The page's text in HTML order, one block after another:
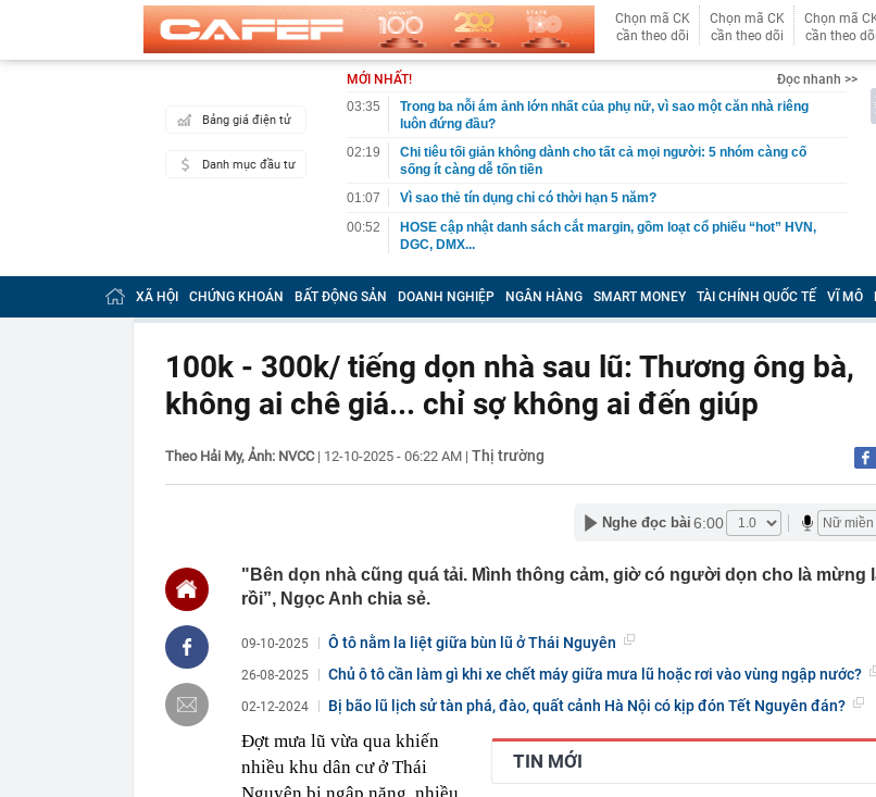
Chọn mã CK
cần theo dõi
Chọn mã CK
cần theo dõi
Chọn mã
cần theo dõi
Bảng giá điện tử
Danh mục đầu tư
MỚI NHẤT!
Đọc nhanh >>
03:35
Trong ba nỗi ám ảnh lớn nhất của phụ nữ, vì sao một căn nhà riêng
luôn đứng đầu?
02:19
Chi tiêu tối giản không dành cho tất cả mọi người: 5 nhóm càng cố
sống ít càng dễ tốn tiền
01:07
Vì sao thẻ tín dụng chỉ có thời hạn 5 năm?
00:52
HOSE cập nhật danh sách cắt margin, gồm loạt cổ phiếu “hot” HVN,
DGC, DMX...
00:12
Tiền lớn bất ngờ trở lại, khối ngoại tung 2.200 tỷ đồng mua ròng cổ
phiếu Việt Nam chỉ trong 5 phiên
00:05
Một doanh nghiệp thép với 2.700 lao động đang nợ Trung Quốc gần 1,3
00:04
Một yếu tố quan trọng đang trở lại trên thị trường chứng khoán
23:40
Người đàn ông 50 tuổi ăn cà tím mỗi ngày để chữa tiểu đường, 3 tháng
sau bác sĩ hỏi: "Ông ăn gì thế?"
còn 400 tỷ
23:28
Trấn Thành công bố phim Tết 2027, nghe tên ai cũng quả quyết “chắc
Bí mật được Apple giấu kín suốt 15 năm trên iPhone
Vài mét vuông ngoài trời đang được dùng theo 1 cách rất khác
22:48
5 LOẠI rau quen thuộc có khả năng tích tụ kim loại nặng, người Việt
22:28
CHÍNH THỨC: Lịch đi học trở lại của học sinh 34 tỉnh, thành phố sau kỳ
nghỉ hè
22:25
Vì sao đồ ăn Việt hầu như món nào cũng có hành lá?
huynh - giáo viên gắn bó khăng khít, con trẻ được hưởng lợi!
22:03
Ukraine tập kích Crimea, phá hủy hệ thống phòng không 15 triệu USD
của Nga
XÃ HỘI CHỨNG KHOÁN BẤT ĐỘNG SẢN DOANH NGHIỆP NGÂN HÀNG SMART MONEY TÀI CHÍNH QUỐC TẾ VĨ MÔ
100k - 300k/ tiếng dọn nhà sau lũ: Thương ông bà,
không ai chê giá... chỉ sợ không ai đến giúp
Theo Hải My, Ảnh: NVCC| 12-10-2025 - 06:22 AM | Thị trường
Nghe đọc bài 6:00
"Bên dọn nhà cũng quá tải. Mình thông cảm, giờ có người dọn cho là mừng
rồi”, Ngọc Anh chia sẻ.
09-10-2025 Ô tô nằm la liệt giữa bùn lũ ở Thái Nguyên
26-08-2025 Chủ ô tô cần làm gì khi xe chết máy giữa mưa lũ hoặc rơi vào vùng ngập nước?
02-12-2024 Bị bão lũ lịch sử tàn phá, đào, quất cảnh Hà Nội có kịp đón Tết Nguyên đán?
TIN MỚI
Đợt mưa lũ vừa qua khiến
nhiều khu dân cư ở Thái